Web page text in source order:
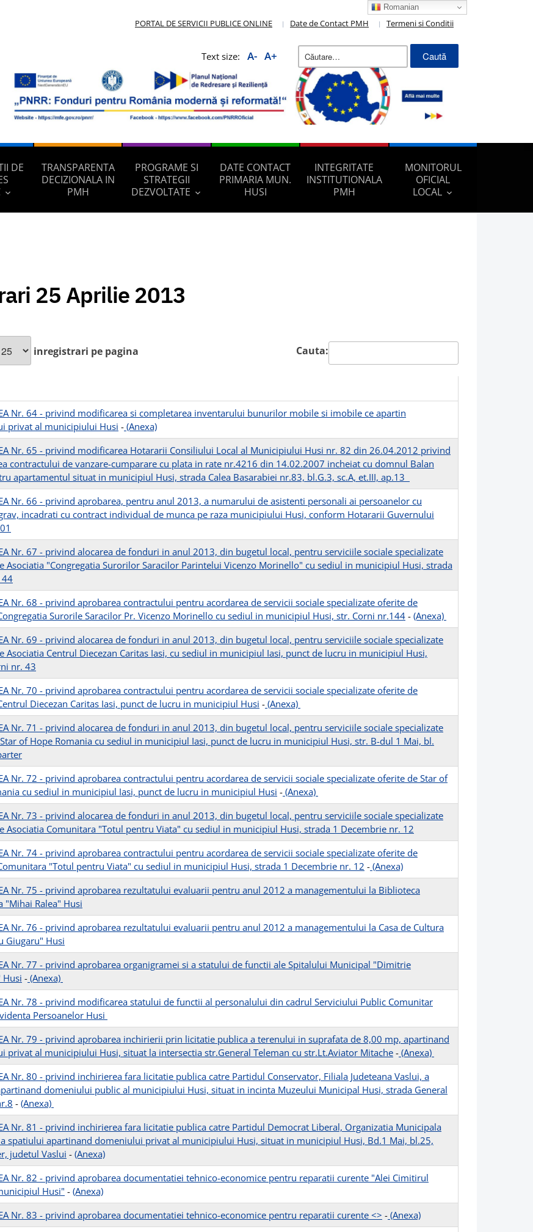
PORTAL DE SERVICII PUBLICE ONLINE Date de Contact PMH Termeni si Conditii
Text size: A- A+
Caută
după:
DE
TRANSPARENTA
DECIZIONALA IN
PMH
PROGRAME SI
STRATEGII
DEZVOLTATE
DATE CONTACT
PRIMARIA MUN.
HUSI
INTEGRITATE
INSTITUTIONALA
PMH
MONITORUL
OFICIAL
LOCAL
25 Aprilie 2013
inregistrari pe pagina Cauta:
Nr. 64 - privind modificarea si completarea inventarului bunurilor mobile si imobile ce apartin
privat al municipiului Husi - (Anexa)
Nr. 65 - privind modificarea Hotararii Consiliului Local al Municipiului Husi nr. 82 din 26.04.2012 privind
contractului de vanzare-cumparare cu plata in rate nr.4216 din 14.02.2007 incheiat cu domnul Balan
apartamentul situat in municipiul Husi, strada Calea Basarabiei nr.83, bl.G.3, sc.A, et.III, ap.13
Nr. 66 - privind aprobarea, pentru anul 2013, a numarului de asistenti personali ai persoanelor cu
incadrati cu contract individual de munca pe raza municipiului Husi, conform Hotararii Guvernului
Nr. 67 - privind alocarea de fonduri in anul 2013, din bugetul local, pentru serviciile sociale specializate
Asociatia "Congregatia Surorilor Saracilor Parintelui Vicenzo Morinello" cu sediul in municipiul Husi, strada
Nr. 68 - privind aprobarea contractului pentru acordarea de servicii sociale specializate oferite de
Surorile Saracilor Pr. Vicenzo Morinello cu sediul in municipiul Husi, str. Corni nr.144 - (Anexa)
Nr. 69 - privind alocarea de fonduri in anul 2013, din bugetul local, pentru serviciile sociale specializate
Asociatia Centrul Diecezan Caritas Iasi, cu sediul in municipiul Iasi, punct de lucru in municipiul Husi,
nr. 43
Nr. 70 - privind aprobarea contractului pentru acordarea de servicii sociale specializate oferite de
Diecezan Caritas Iasi, punct de lucru in municipiul Husi - (Anexa)
Nr. 71 - privind alocarea de fonduri in anul 2013, din bugetul local, pentru serviciile sociale specializate
of Hope Romania cu sediul in municipiul Iasi, punct de lucru in municipiul Husi, str. B-dul 1 Mai, bl.
Nr. 72 - privind aprobarea contractului pentru acordarea de servicii sociale specializate oferite de Star of
cu sediul in municipiul Iasi, punct de lucru in municipiul Husi - (Anexa)
Nr. 73 - privind alocarea de fonduri in anul 2013, din bugetul local, pentru serviciile sociale specializate
Asociatia Comunitara "Totul pentru Viata" cu sediul in municipiul Husi, strada 1 Decembrie nr. 12
Nr. 74 - privind aprobarea contractului pentru acordarea de servicii sociale specializate oferite de
"Totul pentru Viata" cu sediul in municipiul Husi, strada 1 Decembrie nr. 12 - (Anexa)
Nr. 75 - privind aprobarea rezultatului evaluarii pentru anul 2012 a managementului la Biblioteca
"Mihai Ralea" Husi
Nr. 76 - privind aprobarea rezultatului evaluarii pentru anul 2012 a managementului la Casa de Cultura
Giugaru" Husi
Nr. 77 - privind aprobarea organigramei si a statului de functii ale Spitalului Municipal "Dimitrie
Husi - (Anexa)
Nr. 78 - privind modificarea statului de functii al personalului din cadrul Serviciului Public Comunitar
Persoanelor Husi
Nr. 79 - privind aprobarea inchirierii prin licitatie publica a terenului in suprafata de 8,00 mp, apartinand
privat al municipiului Husi, situat la intersectia str.General Teleman cu str.Lt.Aviator Mitache - (Anexa)
Nr. 80 - privind inchirierea fara licitatie publica catre Partidul Conservator, Filiala Judeteana Vaslui, a
domeniului public al municipiului Husi, situat in incinta Muzeului Municipal Husi, strada General
- (Anexa)
Nr. 81 - privind inchirierea fara licitatie publica catre Partidul Democrat Liberal, Organizatia Municipala
a spatiului apartinand domeniului privat al municipiului Husi, situat in municipiul Husi, Bd.1 Mai, bl.25,
judetul Vaslui - (Anexa)
Nr. 82 - privind aprobarea documentatiei tehnico-economice pentru reparatii curente "Alei Cimitirul
Husi" - (Anexa)
Nr. 83 - privind aprobarea documentatiei tehnico-economice pentru reparatii curente <> - (Anexa)
Romanian